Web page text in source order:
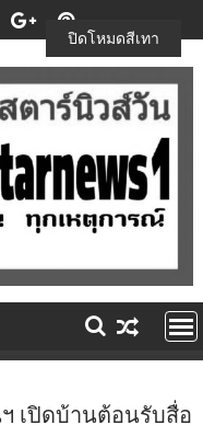
ฯ เปิดบ้านต้อนรับสื่อ
ปิดโหมดสีเทา